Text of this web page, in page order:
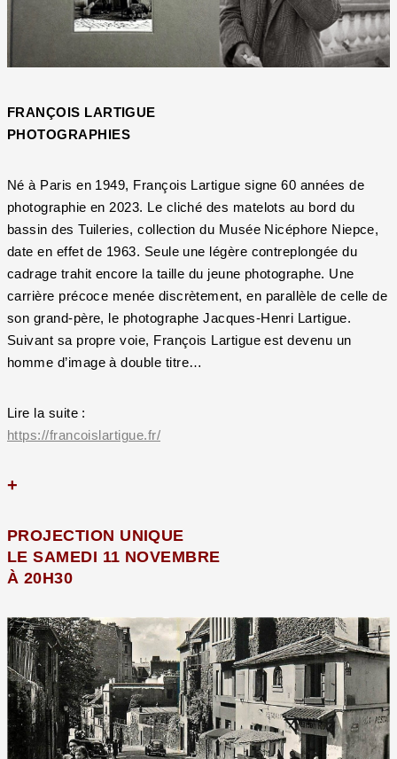
FRANÇOIS LARTIGUE
PHOTOGRAPHIES
Né à Paris en 1949, François Lartigue signe 60 années de
photographie en 2023. Le cliché des matelots au bord du
bassin des Tuileries, collection du Musée Nicéphore Niepce,
date en effet de 1963. Seule une légère contreplongée du
cadrage trahit encore la taille du jeune photographe. Une
carrière précoce menée discrètement, en parallèle de celle de
son grand-père, le photographe Jacques-Henri Lartigue.
Suivant sa propre voie, François Lartigue est devenu un
homme d’image à double titre…
Lire la suite :
https://francoislartigue.fr/
+
PROJECTION UNIQUE
LE SAMEDI 11 NOVEMBRE
À 20H30